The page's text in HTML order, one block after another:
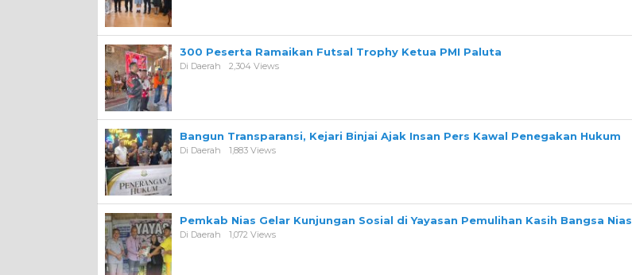
300 Peserta Ramaikan Futsal Trophy Ketua PMI Paluta
Di Daerah 2,304 Views
Bangun Transparansi, Kejari Binjai Ajak Insan Pers Kawal Penegakan Hukum
Di Daerah 1,883 Views
Pemkab Nias Gelar Kunjungan Sosial di Yayasan Pemulihan Kasih Bangsa Nias
Di Daerah 1,072 Views